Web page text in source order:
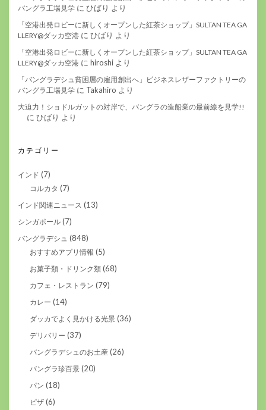
バングラ工場見学 に ひばり より
「空港出発ロビーに新しくオープンした紅茶ショップ」SULTAN TEA GA
LLERY@ダッカ空港 に ひばり より
「空港出発ロビーに新しくオープンした紅茶ショップ」SULTAN TEA GA
LLERY@ダッカ空港 に hiroshi より
「バングラデシュ貧困層の雇用創出へ」ビジネスレザーファクトリーの
バングラ工場見学 に Takahiro より
大迫力！ショドルガットの対岸で、バングラの造船業の最前線を見学!!
に ひばり より
カテゴリー
インド (7)
コルカタ (7)
インド関連ニュース (13)
シンガポール (7)
バングラデシュ (848)
おすすめアプリ情報 (5)
お菓子類・ドリンク類 (68)
カフェ・レストラン (79)
カレー (14)
ダッカでよく見かける光景 (36)
デリバリー (37)
バングラデシュのお土産 (26)
バングラ珍百景 (20)
パン (18)
ピザ (6)